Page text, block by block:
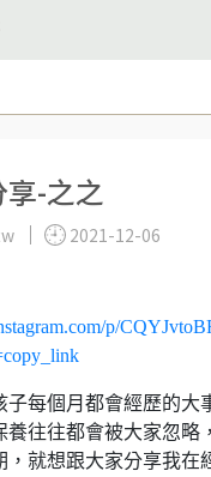
-之之
2021-12-06
p/
子每個月都會經歷的大
養往往都會被大家忽略
，就想跟大家分享我在